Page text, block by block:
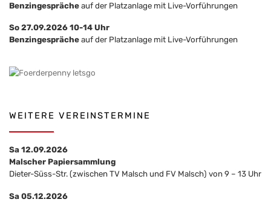
Benzingesprächeauf der Platzanlage mit Live-Vorführungen
So 27.09.2026 10-14 Uhr
Benzingesprächeauf der Platzanlage mit Live-Vorführungen
WEITERE VEREINSTERMINE
Sa 12.09.2026
Malscher Papiersammlung
Dieter-Süss-Str. (zwischen TV Malsch und FV Malsch) von 9 – 13 Uhr
Sa 05.12.2026